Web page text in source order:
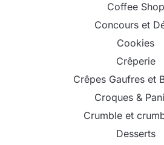
Coffee Shop
Concours et
Cookies
Crêperie
Crêpes Gaufres et
Croques &
Crumble et
Desserts